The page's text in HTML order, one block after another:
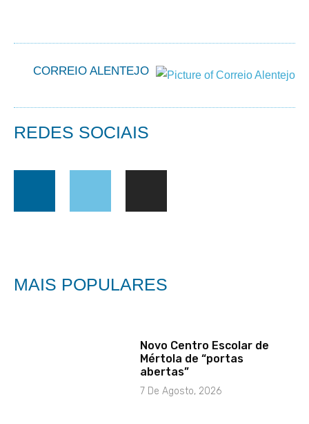
CORREIO ALENTEJO
REDES SOCIAIS
MAIS POPULARES
Novo Centro Escolar de
Mértola de “portas
abertas”
7 De Agosto, 2026